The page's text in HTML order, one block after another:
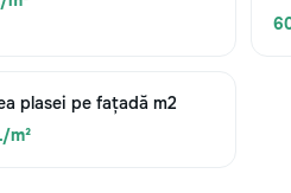
plasei pe fațadă m2
m²